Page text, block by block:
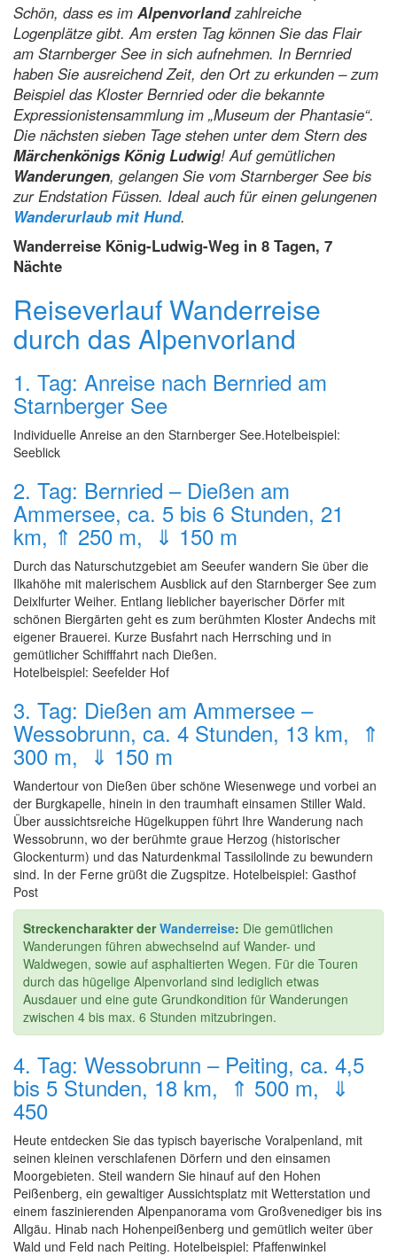
Schön, dass es im Alpenvorlandzahlreiche
Logenplätze gibt. Am ersten Tag können Sie das Flair
am Starnberger See in sich aufnehmen. In Bernried
haben Sie ausreichend Zeit, den Ort zu erkunden – zum
Beispiel das Kloster Bernried oder die bekannte
Expressionistensammlung im „Museum der Phantasie“.
Die nächsten sieben Tage stehen unter dem Stern des
Märchenkönigs König Ludwig! Auf gemütlichen
Wanderungen, gelangen Sie vom Starnberger See bis
zur Endstation Füssen. Ideal auch für einen gelungenen
Wanderurlaub mit Hund.
Wanderreise König-Ludwig-Weg in 8 Tagen, 7
Nächte
Reiseverlauf Wanderreise
durch das Alpenvorland
1. Tag: Anreise nach Bernried am
Starnberger See
Individuelle Anreise an den Starnberger See.Hotelbeispiel:
Seeblick
2. Tag: Bernried – Dießen am
Ammersee, ca. 5 bis 6 Stunden, 21
km, ⇑ 250 m, ⇓ 150 m
Durch das Naturschutzgebiet am Seeufer wandern Sie über die
Ilkahöhe mit malerischem Ausblick auf den Starnberger See zum
Deixlfurter Weiher. Entlang lieblicher bayerischer Dörfer mit
schönen Biergärten geht es zum berühmten Kloster Andechs mit
eigener Brauerei. Kurze Busfahrt nach Herrsching und in
gemütlicher Schifffahrt nach Dießen.
Hotelbeispiel: Seefelder Hof
3. Tag: Dießen am Ammersee –
Wessobrunn, ca. 4 Stunden, 13 km, ⇑
300 m, ⇓ 150 m
Wandertour von Dießen über schöne Wiesenwege und vorbei an
der Burgkapelle, hinein in den traumhaft einsamen Stiller Wald.
Über aussichtsreiche Hügelkuppen führt Ihre Wanderung nach
Wessobrunn, wo der berühmte graue Herzog (historischer
Glockenturm) und das Naturdenkmal Tassilolinde zu bewundern
sind. In der Ferne grüßt die Zugspitze. Hotelbeispiel: Gasthof
Post
Streckencharakter derWanderreise: Die gemütlichen
Wanderungen führen abwechselnd auf Wander- und
Waldwegen, sowie auf asphaltierten Wegen. Für die Touren
durch das hügelige Alpenvorland sind lediglich etwas
Ausdauer und eine gute Grundkondition für Wanderungen
zwischen 4 bis max. 6 Stunden mitzubringen.
4. Tag: Wessobrunn – Peiting, ca. 4,5
bis 5 Stunden, 18 km, ⇑ 500 m, ⇓
450
Heute entdecken Sie das typisch bayerische Voralpenland, mit
seinen kleinen verschlafenen Dörfern und den einsamen
Moorgebieten. Steil wandern Sie hinauf auf den Hohen
Peißenberg, ein gewaltiger Aussichtsplatz mit Wetterstation und
einem faszinierenden Alpenpanorama vom Großvenediger bis ins
Allgäu. Hinab nach Hohenpeißenberg und gemütlich weiter über
Wald und Feld nach Peiting. Hotelbeispiel: Pfaffenwinkel